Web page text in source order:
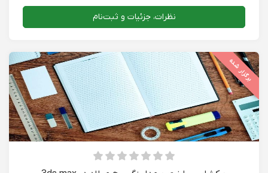
نظرات، جزئیات و ثبت‌نام
برگزار شده